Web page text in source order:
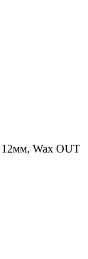
12мм, Wax OUT